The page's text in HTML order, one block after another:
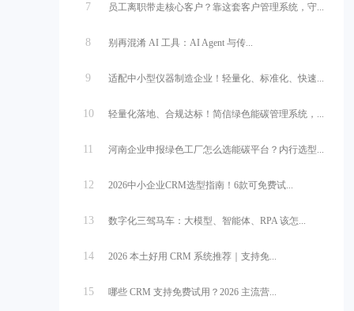
7 员工离职带走核心客户？靠这套客户管理系统，守...
8 别再混淆 AI 工具：AI Agent 与传...
9 适配中小型仪器制造企业！轻量化、标准化、快速...
10 轻量化落地、合规达标！简信绿色能碳管理系统，...
11 河南企业申报绿色工厂怎么选能碳平台？内行选型...
12 2026中小企业CRM选型指南！6款可免费试...
13 数字化三驾马车：大模型、智能体、RPA 该怎...
14 2026 本土好用 CRM 系统推荐｜支持免...
15 哪些 CRM 支持免费试用？2026 主流营...